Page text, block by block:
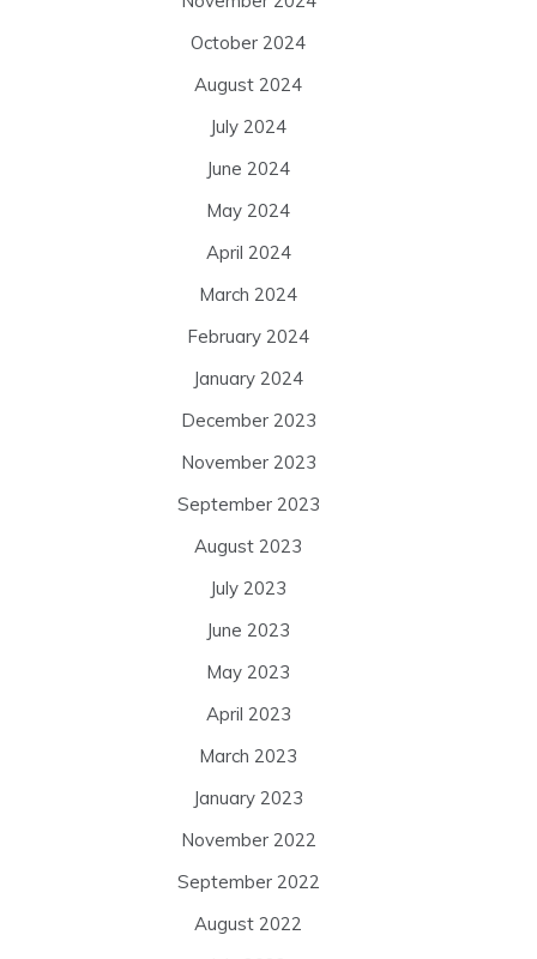
October 2024
August 2024
July 2024
June 2024
May 2024
April 2024
March 2024
February 2024
January 2024
December 2023
November 2023
September 2023
August 2023
July 2023
June 2023
May 2023
April 2023
March 2023
January 2023
November 2022
September 2022
August 2022